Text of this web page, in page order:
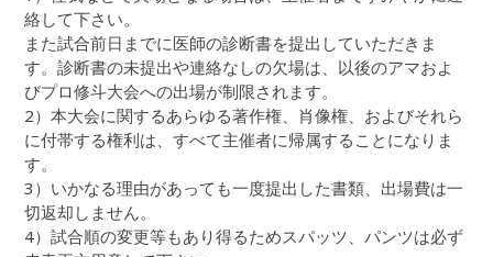
絡して下さい。
また試合前日までに医師の診断書を提出していただきま
す。診断書の未提出や連絡なしの欠場は、以後のアマおよ
びプロ修斗大会への出場が制限されます。
2）本大会に関するあらゆる著作権、肖像権、およびそれら
に付帯する権利は、すべて主催者に帰属することになりま
す。
3）いかなる理由があっても一度提出した書類、出場費は一
切返却しません。
4）試合順の変更等もあり得るためスパッツ、パンツは必ず